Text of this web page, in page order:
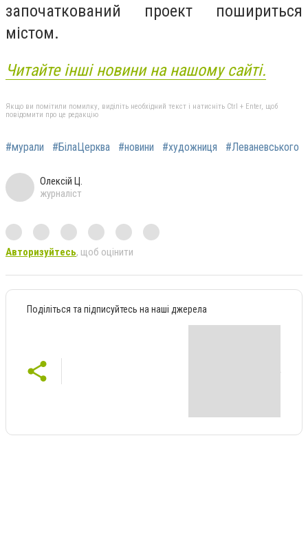
започаткований проект пошириться
містом.
Читайте інші новини на нашому сайті.
Якщо ви помітили помилку, виділіть необхідний текст і натисніть Ctrl + Enter, щоб
повідомити про це редакцію
#мурали #БілаЦерква #новини #художниця #Леваневського
Олексій Ц.
журналіст
Авторизуйтесь, щоб оцінити
Поділіться та підписуйтесь на наші джерела